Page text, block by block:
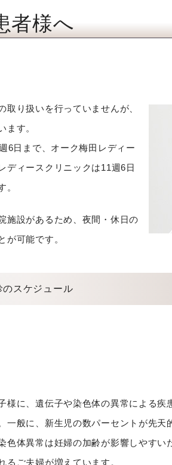
者様へ
取り扱いを行っていませんが、
ます。
6日まで、オーク梅田レディー
ディースクリニックは11週6日
。
施設があるため、夜間・休日の
が可能です。
のスケジュール
様に、遺伝子や染色体の異常による疾
一般に、新生児の数パーセントが先天
色体異常は妊婦の加齢が影響しやすい
るご夫婦が増えています。